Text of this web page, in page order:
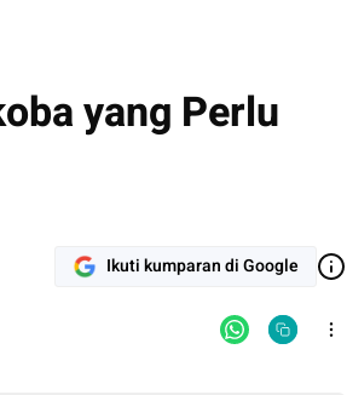
yang Perlu
Ikuti kumparan di Google